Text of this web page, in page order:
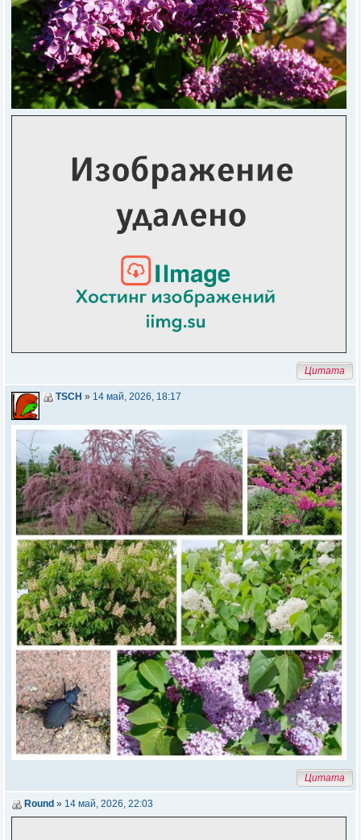
Цитата
TSCH » 14 май, 2026, 18:17
Цитата
Round » 14 май, 2026, 22:03